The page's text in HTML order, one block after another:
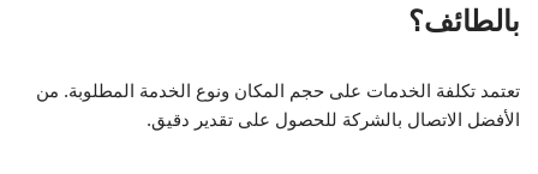
بالطائف؟
تعتمد تكلفة الخدمات على حجم المكان ونوع الخدمة المطلوبة. من
الأفضل الاتصال بالشركة للحصول على تقدير دقيق.